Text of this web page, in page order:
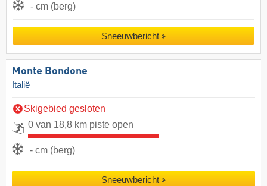
- cm (berg)
Sneeuwbericht
Monte Bondone
Italië
Skigebied gesloten
0 van 18,8 km piste open
- cm (berg)
Sneeuwbericht